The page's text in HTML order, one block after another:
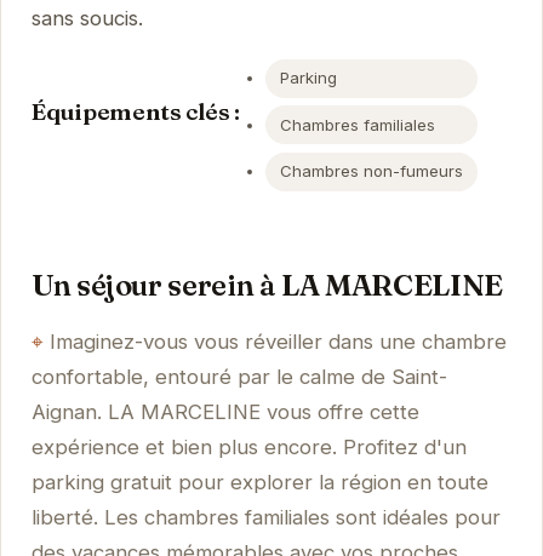
sans soucis.
Équipements clés :
Parking
Chambres familiales
Chambres non-fumeurs
Un séjour serein à LA MARCELINE
Imaginez-vous vous réveiller dans une chambre
confortable, entouré par le calme de Saint-
Aignan. LA MARCELINE vous offre cette
expérience et bien plus encore. Profitez d'un
parking gratuit pour explorer la région en toute
liberté. Les chambres familiales sont idéales pour